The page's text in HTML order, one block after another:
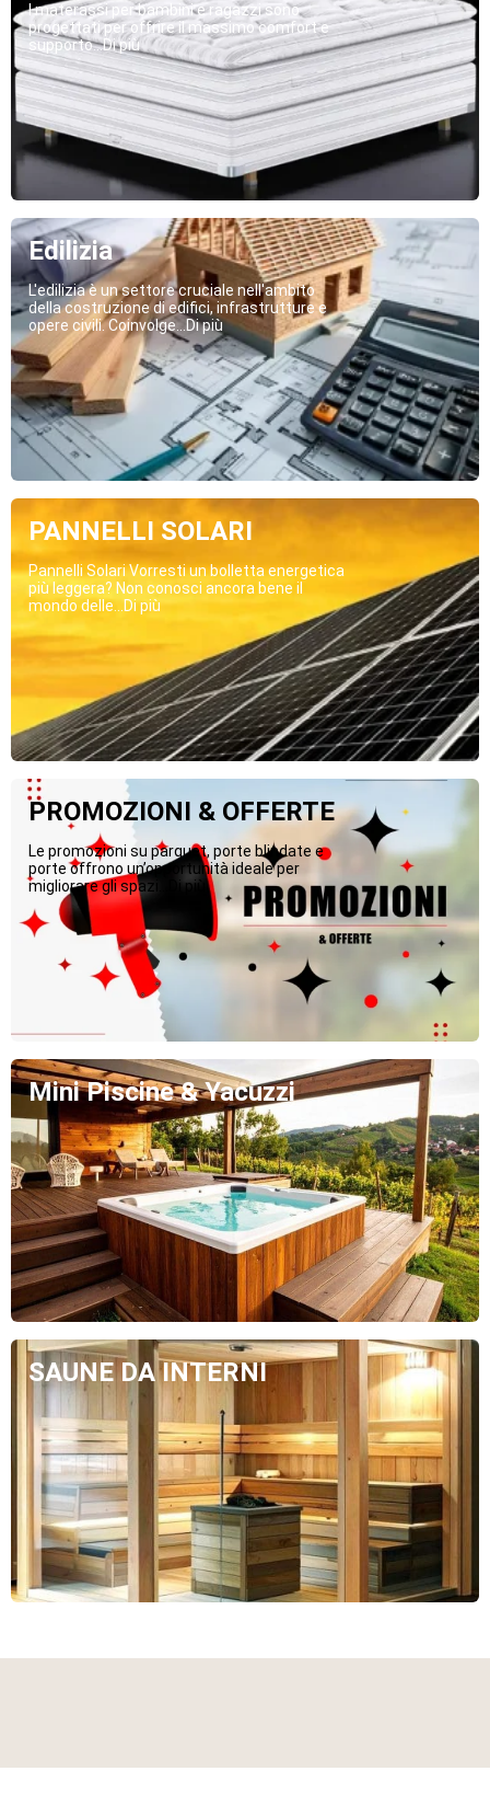
I materassi per bambini e ragazzi sono
progettati per offrire il massimo comfort e
supporto...Di più
Edilizia
L'edilizia è un settore cruciale nell'ambito
della costruzione di edifici, infrastrutture e
opere civili. Coinvolge...Di più
PANNELLI SOLARI
Pannelli Solari Vorresti un bolletta energetica
più leggera? Non conosci ancora bene il
mondo delle...Di più
PROMOZIONI & OFFERTE
Le promozioni su parquet, porte blindate e
porte offrono un’opportunità ideale per
migliorare gli spazi...Di più
Mini Piscine & Yacuzzi
SAUNE DA INTERNI